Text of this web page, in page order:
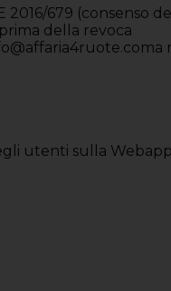
679 (consenso
della revoca
utenti sulla